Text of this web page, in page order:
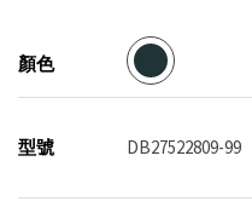
顏色
型號 DB27522809-99